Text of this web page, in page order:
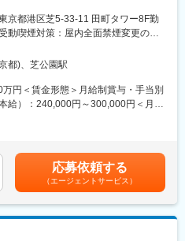
率5%の安定環境で長期活躍～
調剤グループで、「医療・ヘルスケ
開しています。
や病院）、個人（薬剤師）とのマッ
営業です。サービス開始から20年以
、2人3脚で求職者(薬剤師)・求人者
します。
は月20名ほどの求職者を担当しま
京都港区芝5-33-11 田町タワー8F勤
動喫煙対策：屋内全面禁煙変更の範
モートワーク含む）
都)、芝公園駅
円＜賃金形態＞月給制賞与・手当別
給）：240,000円～300,000円＜月給
額であり、選考を通じて上下する可
は固定手当を含めた表記です。
応募依頼する
（エージェントサービス）